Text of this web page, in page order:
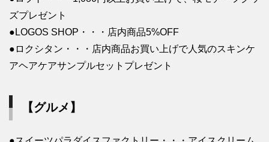
ズプレゼント
●LOGOS SHOP・・・店内商品5%OFF
●ロクシタン・・・店内商品お買い上げで人気のスキンケ
アヘアケアサンプルセットプレゼント
【グルメ】